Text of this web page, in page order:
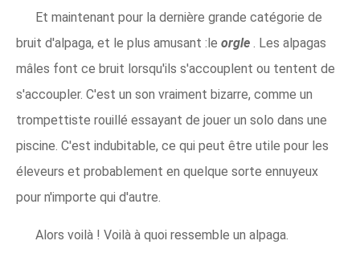
Et maintenant pour la dernière grande catégorie de
bruit d'alpaga, et le plus amusant :le orgle . Les alpagas
mâles font ce bruit lorsqu'ils s'accouplent ou tentent de
s'accoupler. C'est un son vraiment bizarre, comme un
trompettiste rouillé essayant de jouer un solo dans une
piscine. C'est indubitable, ce qui peut être utile pour les
éleveurs et probablement en quelque sorte ennuyeux
pour n'importe qui d'autre.
Alors voilà ! Voilà à quoi ressemble un alpaga.